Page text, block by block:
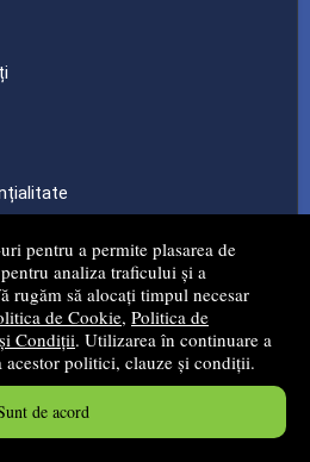
pentru a permite plasarea de
analiza traficului și a
rugăm să alocați timpul necesar
de Cookie, Politica de
Condiții. Utilizarea în continuare a
acestor politici, clauze și condiții.
de acord
CRISTALUL ETERIC - Al
(volumul 7 din serie).
a fost scrisa pe parcursul a 10